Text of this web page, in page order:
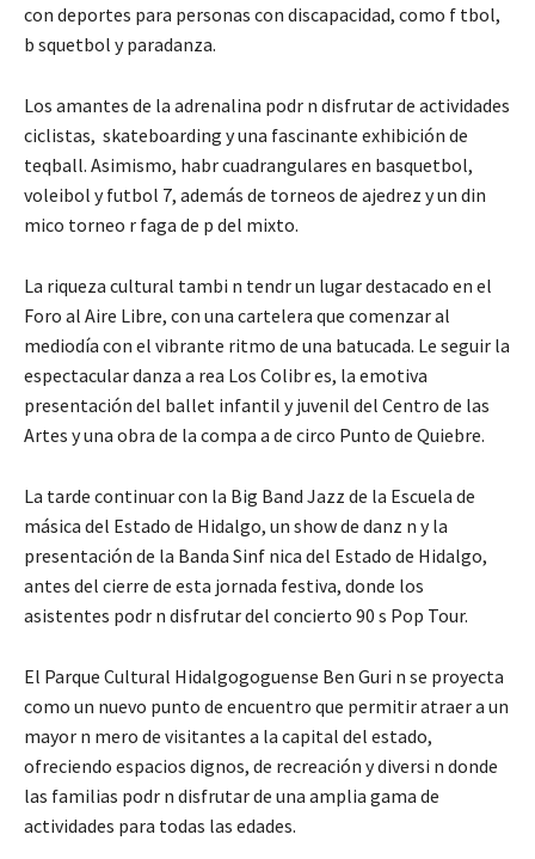
con deportes para personas con discapacidad, como f tbol,
b squetbol y paradanza.
Los amantes de la adrenalina podr n disfrutar de actividades
ciclistas, skateboarding y una fascinante exhibición de
teqball. Asimismo, habr cuadrangulares en basquetbol,
voleibol y futbol 7, además de torneos de ajedrez y un din
mico torneo r faga de p del mixto.
La riqueza cultural tambi n tendr un lugar destacado en el
Foro al Aire Libre, con una cartelera que comenzar al
mediodía con el vibrante ritmo de una batucada. Le seguir la
espectacular danza a rea Los Colibr es, la emotiva
presentación del ballet infantil y juvenil del Centro de las
Artes y una obra de la compa a de circo Punto de Quiebre.
La tarde continuar con la Big Band Jazz de la Escuela de
másica del Estado de Hidalgo, un show de danz n y la
presentación de la Banda Sinf nica del Estado de Hidalgo,
antes del cierre de esta jornada festiva, donde los
asistentes podr n disfrutar del concierto 90 s Pop Tour.
El Parque Cultural Hidalgogoguense Ben Guri n se proyecta
como un nuevo punto de encuentro que permitir atraer a un
mayor n mero de visitantes a la capital del estado,
ofreciendo espacios dignos, de recreación y diversi n donde
las familias podr n disfrutar de una amplia gama de
actividades para todas las edades.